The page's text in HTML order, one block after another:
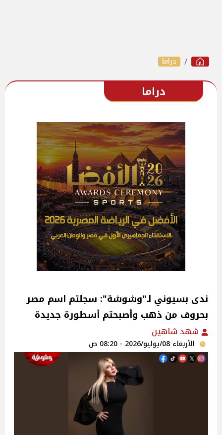
دراما
دراما
ندى بسيوني لـ"وشوشة": سجلتم اسم مصر
بحروف من ذهب وأصبحتم أسطورة جديدة
شهد شاهين
الأربعاء 08/يوليو/2026 - 08:20 ص